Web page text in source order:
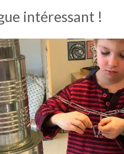
intéressant !